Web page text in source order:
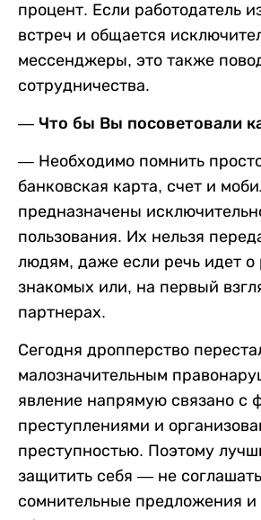
процент. Если работодатель
встреч и общается
мессенджеры, это также
сотрудничества.
— Что бы Вы посоветовали
— Необходимо помнить
банковская карта, счет и
предназначены
пользования. Их нельзя
людям, даже если речь идет о
знакомых или, на первый
партнерах.
Сегодня дропперство
малозначительным
явление напрямую связано с
преступлениями и
преступностью. Поэтому
защитить себя — не
сомнительные предложения и